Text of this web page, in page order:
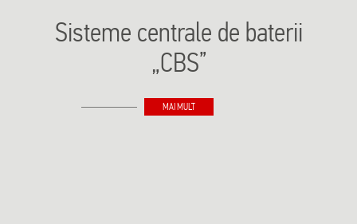
Sisteme centrale de baterii
„CBS”
MAI MULT